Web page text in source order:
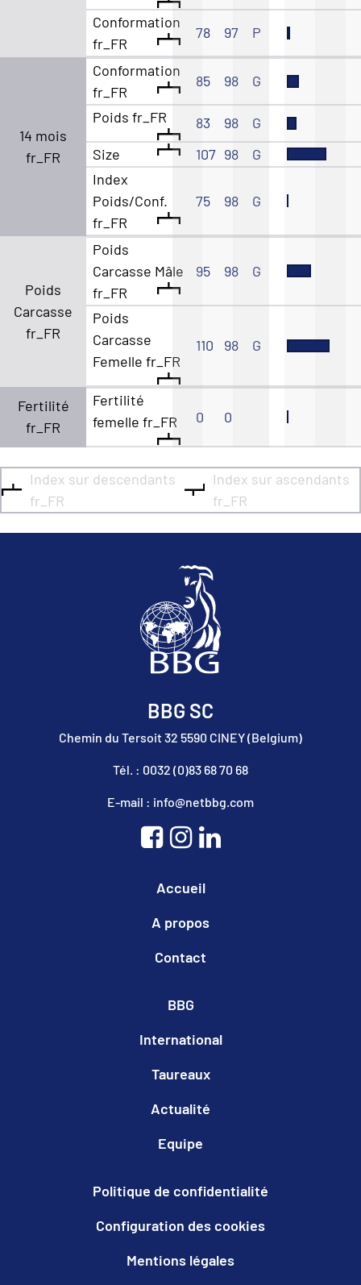
Conformation
fr_FR
78 97 P
14 mois
fr_FR
Conformation
fr_FR
85 98 G
Poids fr_FR 83 98
G
Size
107 98
G
Index
Poids/Conf.
fr_FR
75 98 G
Poids
Carcasse
fr_FR
Poids
Carcasse Mâle
fr_FR
95 98 G
Poids
Carcasse
Femelle fr_FR
110 98 G
Fertilité
fr_FR
Fertilité
femelle fr_FR
0 0
Index sur descendants
fr_FR
Index sur ascendants
fr_FR
BBG SC
Chemin du Tersoit 32 5590 CINEY (Belgium)
Tél. : 0032 (0)83 68 70 68
E-mail : info@netbbg.com
Accueil
A propos
Contact
BBG
International
Taureaux
Actualité
Equipe
Politique de confidentialité
Configuration des cookies
Mentions légales